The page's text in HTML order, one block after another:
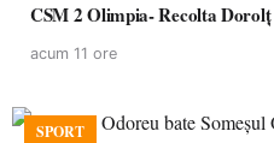
CSM 2 Olimpia- Recolta
acum 11 ore
SPORT